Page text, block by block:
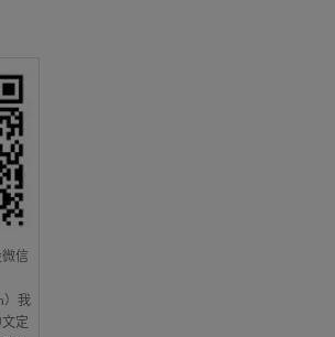
微信
）我
定